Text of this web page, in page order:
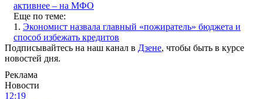
активнее – на МФО
Еще по теме:
1. Экономист назвала главный «пожиратель» бюджета и
способ избежать кредитов
Подписывайтесь на наш канал в Дзене, чтобы быть в курсе
новостей дня.
Реклама
Новости
12:19